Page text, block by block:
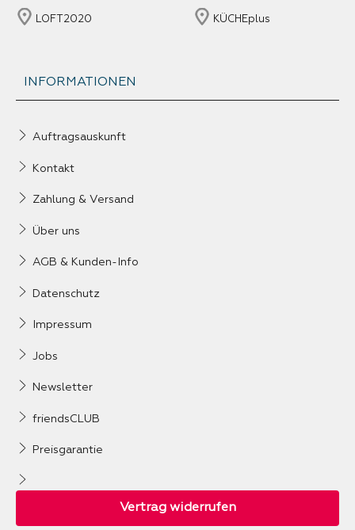
LOFT2020 KÜCHEplus
INFORMATIONEN
Auftragsauskunft
Kontakt
Zahlung & Versand
Über uns
AGB & Kunden-Info
Datenschutz
Impressum
Jobs
Newsletter
friendsCLUB
Preisgarantie